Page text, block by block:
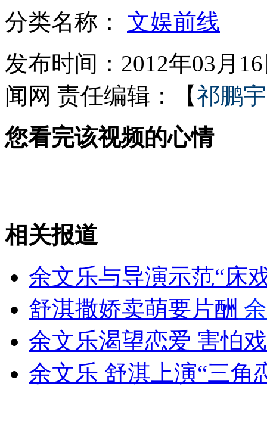
探访利比亚民兵:每天带枪没有收入
棒球比赛枪声大作 观众抱头躲子弹
山西运城恶犬咬伤多人 警民合力深夜将其击毙
女孩北京地铁殴打老人 痛下狠手拳打脚踢
无痛分娩是否安全 医生回应
分类名称： 文娱前线
发布时间：2012年03月
闻网 责任编辑：【祁鹏宇
您看完该视频的心情
相关报道
余文乐与导演示范“床
舒淇撒娇卖萌要片酬
余文乐渴望恋爱 害怕
余文乐 舒淇上演“三角